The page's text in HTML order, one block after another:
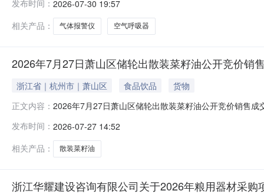
信息货物类主要标的信息：序号标项名称标的名称品牌
发布时间： 2026-07-30 19:57
相关产品：
气体报警仪 空气呼吸器
2026年7月27日萧山区储轮出散装菜籽油公开竞价销
浙江省｜杭州市｜萧山区 食品饮品
货物
正文内容： 2026年7月27日萧山区储轮出散装菜籽油公开竞价销售
元/吨，全部成交。
发布时间： 2026-07-27 14:52
相关产品：
散装菜籽油
浙江华耀建设咨询有限公司关于2026年粮用器材采购